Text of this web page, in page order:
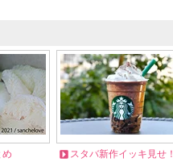
め スタバ新作イッキ見せ！